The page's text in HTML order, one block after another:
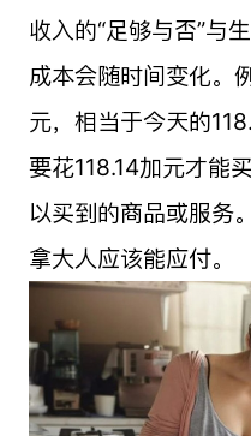
收入的“足够与否”与
成本会随时间变化。
元，相当于今天的
要花118.14加元才能
以买到的商品或服务
拿大人应该能应付。